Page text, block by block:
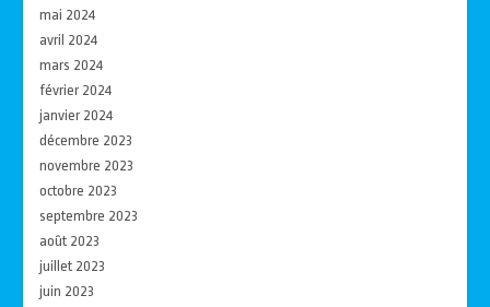
mai 2024
avril 2024
mars 2024
février 2024
janvier 2024
décembre 2023
novembre 2023
octobre 2023
septembre 2023
août 2023
juillet 2023
juin 2023